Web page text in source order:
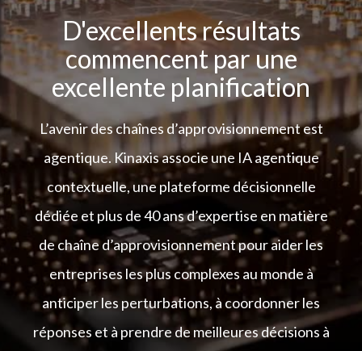
D'excellents résultats
commencent par une
excellente planification
L’avenir des chaînes d’approvisionnement est
agentique. Kinaxis associe une IA agentique
contextuelle, une plateforme décisionnelle
dédiée et plus de 40 ans d’expertise en matière
de chaîne d’approvisionnement pour aider les
entreprises les plus complexes au monde à
anticiper les perturbations, à coordonner les
réponses et à prendre de meilleures décisions à